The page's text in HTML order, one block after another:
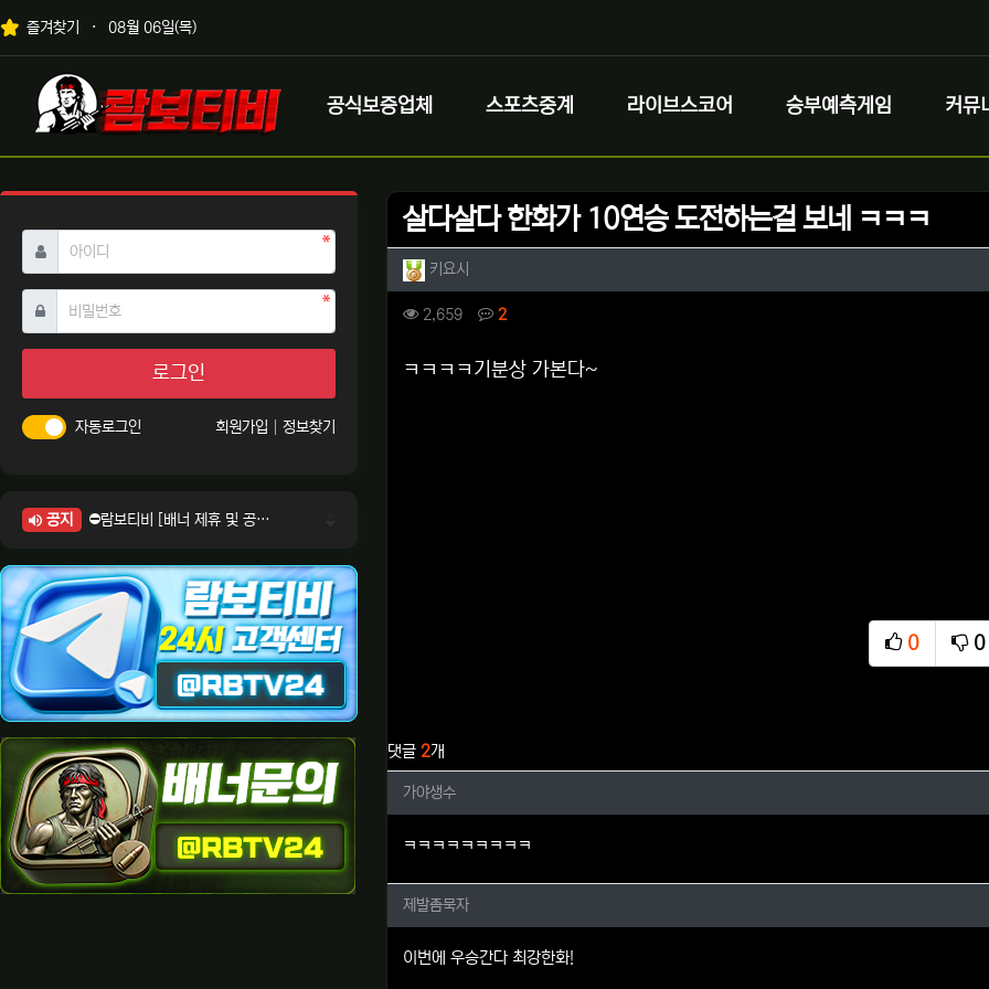
상단 네비
즐겨찾기 08월 06일(목)
메인 메뉴
로고
공식보증업체 스포츠중계 라이브스코어 승부예측게임 커뮤
살다살다 한화가 10연승 도전하는걸 보네 ㅋㅋㅋ
작성자 정보
키요시
컨텐츠 정보
2,659조회 2댓글
본문
ㅋㅋㅋㅋ기분상 가본다~
0
추천
0
비
댓글 2개
가야생수님의 댓글
가야생수
ㅋㅋㅋㅋㅋㅋㅋㅋㅋ
제발좀묵자님의 댓글
제발좀묵자
이번에 우승간다 최강한화!
아이디 필수
비밀번호필수
로그인
자동로그인 회원가입 정보찾기
공지
⛔람보티비 [배너 제휴 및 공식 입점 문의 안내]
⛔람보티비 [정회원 등급UP! 안내사항]
⛔람보티비 [채팅방 이용시 주의사항]
⛔람보티비 [공식보증업체 안내]